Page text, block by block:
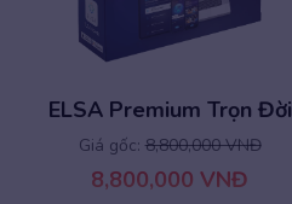
ELSA Premium Trọn Đời
Giá gốc: 8,800,000 VNĐ
8,800,000 VNĐ